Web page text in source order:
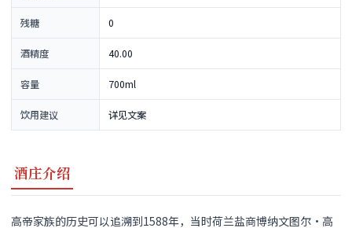
残糖 0
酒精度 40.00
容量 700ml
饮用建议 详见文案
酒庄介绍
高帝家族的历史可以追溯到1588年，当时荷兰盐商博纳文图尔·高